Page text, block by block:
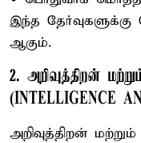
இந்த
ஆகும்.
2. அறிவுத்திறன்
(INTELLIGENCE
அறிவுத்திறன்